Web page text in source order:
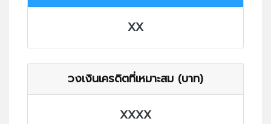
XX
วงเงินเครดิตที่เหมาะสม (บาท)
XXXX